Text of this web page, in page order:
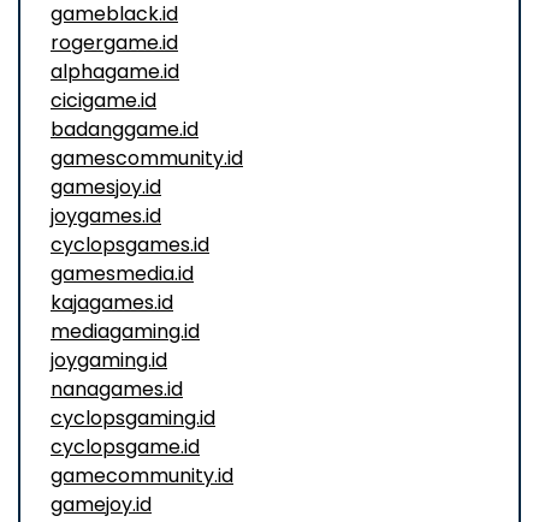
gameblack.id
rogergame.id
alphagame.id
cicigame.id
badanggame.id
gamescommunity.id
gamesjoy.id
joygames.id
cyclopsgames.id
gamesmedia.id
kajagames.id
mediagaming.id
joygaming.id
nanagames.id
cyclopsgaming.id
cyclopsgame.id
gamecommunity.id
gamejoy.id